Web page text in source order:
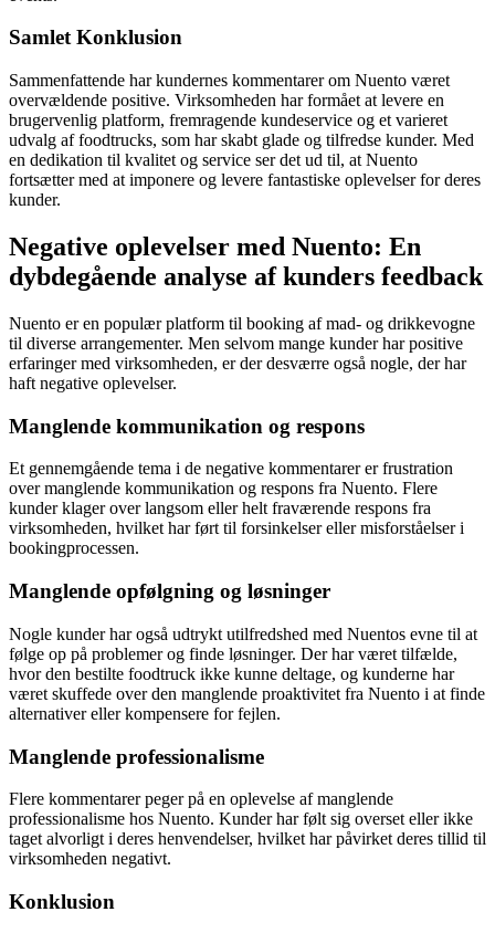
Samlet Konklusion
Sammenfattende har kundernes kommentarer om Nuento været
overvældende positive. Virksomheden har formået at levere en
brugervenlig platform, fremragende kundeservice og et varieret
udvalg af foodtrucks, som har skabt glade og tilfredse kunder. Med
en dedikation til kvalitet og service ser det ud til, at Nuento
fortsætter med at imponere og levere fantastiske oplevelser for deres
kunder.
Negative oplevelser med Nuento: En
dybdegående analyse af kunders feedback
Nuento er en populær platform til booking af mad- og drikkevogne
til diverse arrangementer. Men selvom mange kunder har positive
erfaringer med virksomheden, er der desværre også nogle, der har
haft negative oplevelser.
Manglende kommunikation og respons
Et gennemgående tema i de negative kommentarer er frustration
over manglende kommunikation og respons fra Nuento. Flere
kunder klager over langsom eller helt fraværende respons fra
virksomheden, hvilket har ført til forsinkelser eller misforståelser i
bookingprocessen.
Manglende opfølgning og løsninger
Nogle kunder har også udtrykt utilfredshed med Nuentos evne til at
følge op på problemer og finde løsninger. Der har været tilfælde,
hvor den bestilte foodtruck ikke kunne deltage, og kunderne har
været skuffede over den manglende proaktivitet fra Nuento i at finde
alternativer eller kompensere for fejlen.
Manglende professionalisme
Flere kommentarer peger på en oplevelse af manglende
professionalisme hos Nuento. Kunder har følt sig overset eller ikke
taget alvorligt i deres henvendelser, hvilket har påvirket deres tillid til
virksomheden negativt.
Konklusion